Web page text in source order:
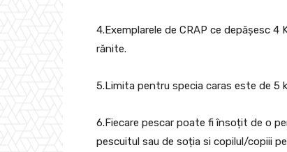
4.Exemplarele de CRAP ce depășesc
rănite.
5.Limita pentru specia caras este de 5
6.Fiecare pescar poate fi însoțit de o
pescuitul sau de soția si copilul/copiii